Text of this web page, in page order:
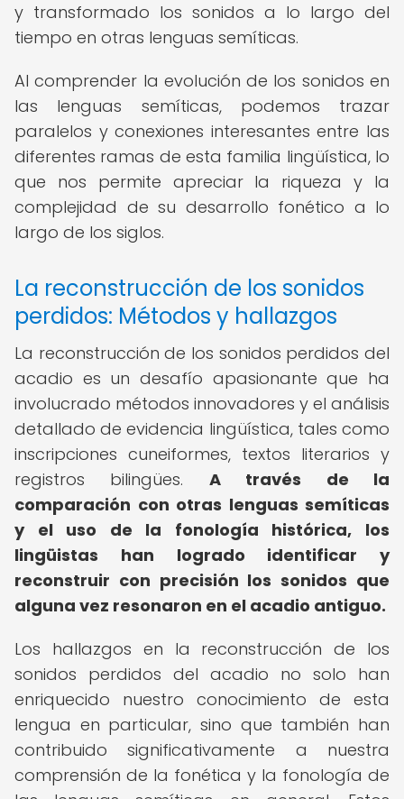
y transformado los sonidos a lo largo del
tiempo en otras lenguas semíticas.
Al comprender la evolución de los sonidos en
las lenguas semíticas, podemos trazar
paralelos y conexiones interesantes entre las
diferentes ramas de esta familia lingüística, lo
que nos permite apreciar la riqueza y la
complejidad de su desarrollo fonético a lo
largo de los siglos.
La reconstrucción de los sonidos
perdidos: Métodos y hallazgos
La reconstrucción de los sonidos perdidos del
acadio es un desafío apasionante que ha
involucrado métodos innovadores y el análisis
detallado de evidencia lingüística, tales como
inscripciones cuneiformes, textos literarios y
registros bilingües. A través de la
comparación con otras lenguas semíticas
y el uso de la fonología histórica, los
lingüistas han logrado identificar y
reconstruir con precisión los sonidos que
alguna vez resonaron en el acadio antiguo.
Los hallazgos en la reconstrucción de los
sonidos perdidos del acadio no solo han
enriquecido nuestro conocimiento de esta
lengua en particular, sino que también han
contribuido significativamente a nuestra
comprensión de la fonética y la fonología de